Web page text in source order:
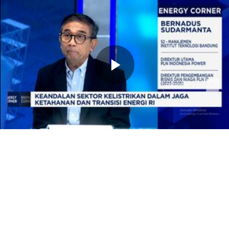
Memutarkan
Video